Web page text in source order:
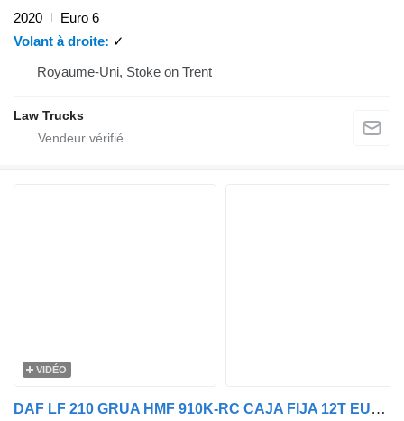
2020
Euro 6
Volant à droite
✓
Royaume-Uni, Stoke on Trent
Law Trucks
VIDÉO
DAF LF 210 GRUA HMF 910K-RC CAJA FIJA 12T EURO 6